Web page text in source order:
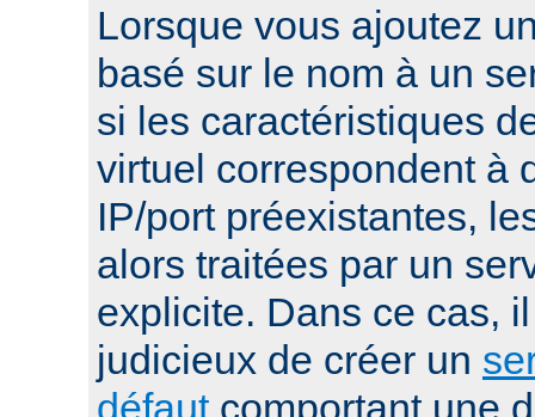
Lorsque vous ajoutez
basé sur le nom à un
si les caractéristiques
virtuel correspondent à
IP/port préexistantes,
alors traitées par un
explicite. Dans ce cas,
judicieux de créer un
défautcomportant une